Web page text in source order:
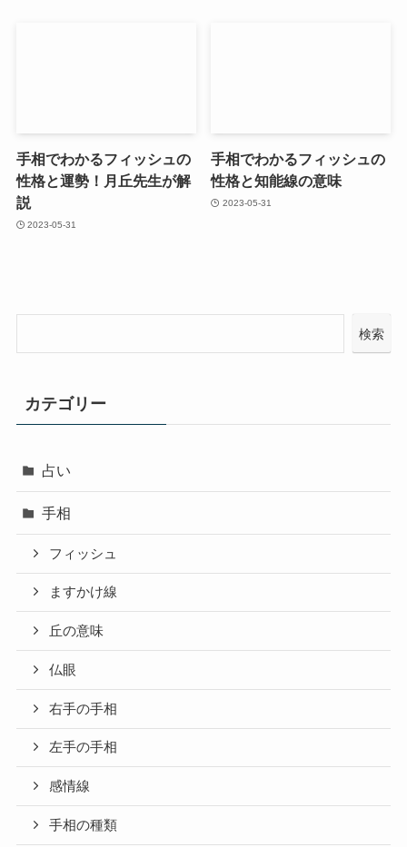
手相でわかるフィッシュの
性格と運勢！月丘先生が解
説
2023-05-31
手相でわかるフィッシュの
性格と知能線の意味
2023-05-31
検索
カテゴリー
占い
手相
フィッシュ
ますかけ線
丘の意味
仏眼
右手の手相
左手の手相
感情線
手相の種類